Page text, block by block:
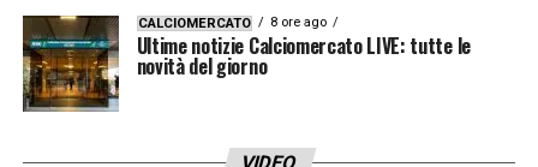
CALCIOMERCATO 8 ore ago
Ultime notizie Calciomercato LIVE: tutte le
novità del giorno
VIDEO